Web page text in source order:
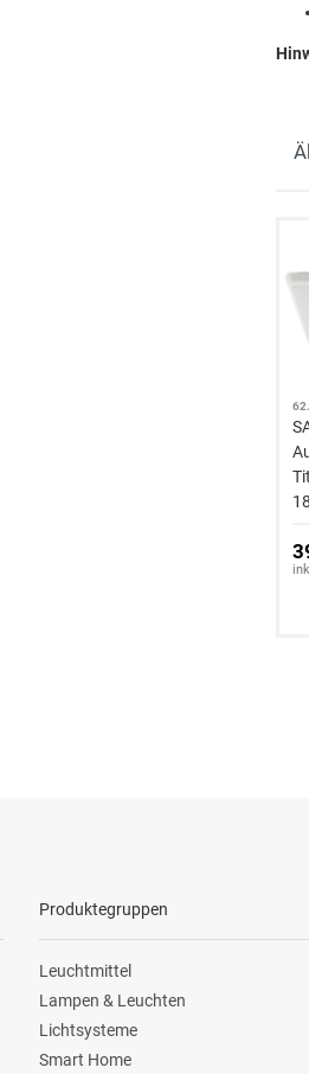
Produktegruppen
Leuchtmittel
Lampen & Leuchten
Lichtsysteme
Smart Home